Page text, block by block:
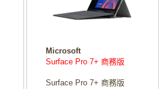
Microsoft
Surface Pro 7+ 商務版
Surface Pro 7+ 商務版